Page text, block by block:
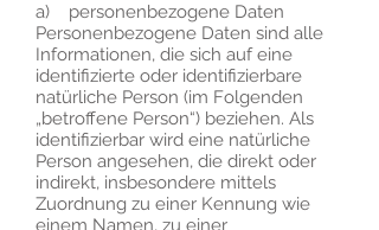
a) personenbezogene Daten
Personenbezogene Daten sind alle
Informationen, die sich auf eine
identifizierte oder identifizierbare
natürliche Person (im Folgenden
„betroffene Person“) beziehen. Als
identifizierbar wird eine natürliche
Person angesehen, die direkt oder
indirekt, insbesondere mittels
Zuordnung zu einer Kennung wie
einem Namen, zu einer